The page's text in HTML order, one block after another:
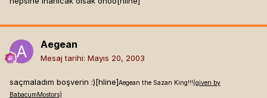
Aegean
Mesaj tarihi: Mayıs 20, 2003
saçmaladım boşverin :)[hline]Aegean the Sazan King!!!(given by
BabacumMostors)